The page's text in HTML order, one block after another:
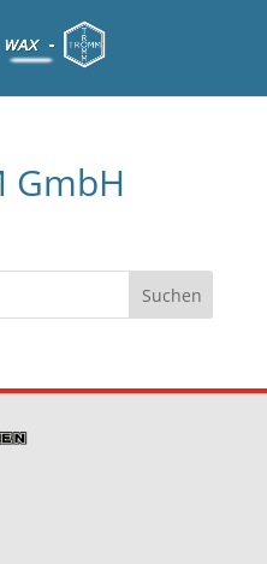
GmbH